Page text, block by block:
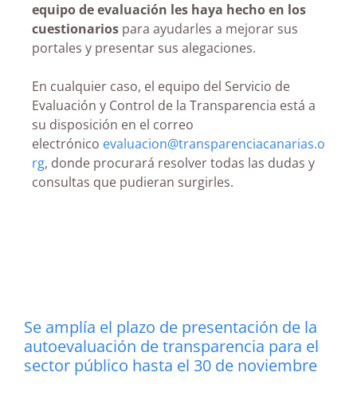
equipo de evaluación les haya hecho en los
cuestionarios para ayudarles a mejorar sus
portales y presentar sus alegaciones.
En cualquier caso, el equipo del Servicio de
Evaluación y Control de la Transparencia está a
su disposición en el correo
electrónico evaluacion@transparenciacanarias.o
rg, donde procurará resolver todas las dudas y
consultas que pudieran surgirles.
Se amplía el plazo de presentación de la
autoevaluación de transparencia para el
sector público hasta el 30 de noviembre